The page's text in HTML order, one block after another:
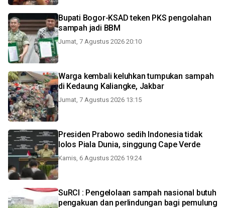
Bupati Bogor-KSAD teken PKS pengolahan
sampah jadi BBM
Jumat, 7 Agustus 2026 20:10
Warga kembali keluhkan tumpukan sampah
di Kedaung Kaliangke, Jakbar
Jumat, 7 Agustus 2026 13:15
Presiden Prabowo sedih Indonesia tidak
lolos Piala Dunia, singgung Cape Verde
Kamis, 6 Agustus 2026 19:24
SuRCI : Pengelolaan sampah nasional butuh
pengakuan dan perlindungan bagi pemulung